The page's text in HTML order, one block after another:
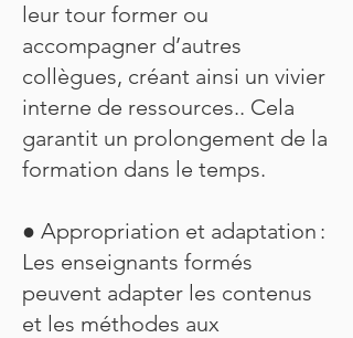
leur tour former ou
accompagner d’autres
collègues, créant ainsi un vivier
interne de ressources.. Cela
garantit un prolongement de la
formation dans le temps.
● Appropriation et adaptation :
Les enseignants formés
peuvent adapter les contenus
et les méthodes aux